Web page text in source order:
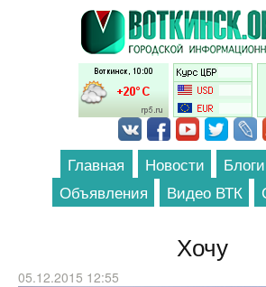
Перейти к основному содержанию
Главная Новости Блоги
Объявления
Видео ВТК
Хочу
05.12.2015 12:55